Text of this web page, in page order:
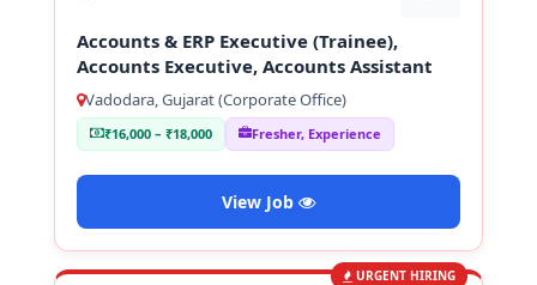
Accounts & ERP Executive (Trainee),
Accounts Executive, Accounts Assistant
Vadodara, Gujarat (Corporate Office)
₹16,000 – ₹18,000 Fresher, Experience
View Job
URGENT HIRING